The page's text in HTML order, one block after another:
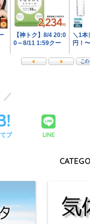
ブ LINE